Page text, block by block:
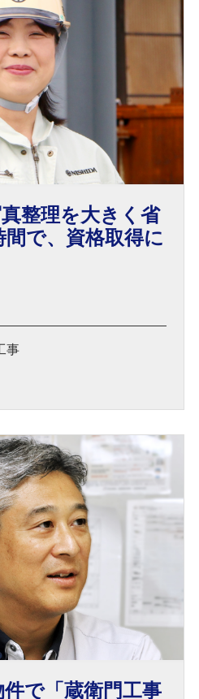
整理を大きく省
で、資格取得に
事
で「蔵衛門工事